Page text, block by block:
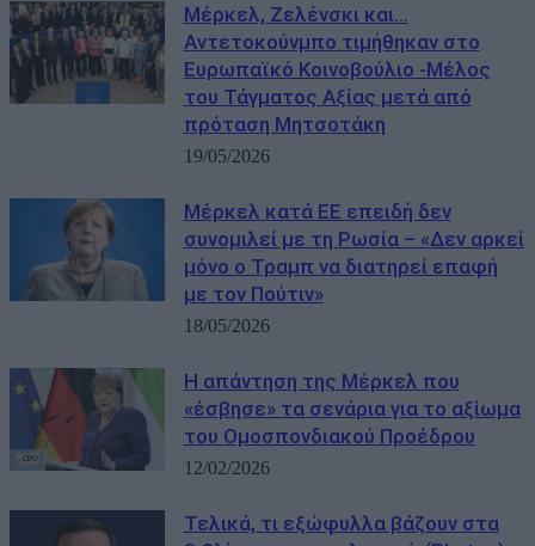
Μέρκελ, Ζελένσκι και…
Αντετοκούνμπο τιμήθηκαν στο
Ευρωπαϊκό Κοινοβούλιο -Μέλος
του Τάγματος Αξίας μετά από
πρόταση Μητσοτάκη
19/05/2026
Μέρκελ κατά ΕΕ επειδή δεν
συνομιλεί με τη Ρωσία – «Δεν αρκεί
μόνο ο Τραμπ να διατηρεί επαφή
με τον Πούτιν»
18/05/2026
Η απάντηση της Μέρκελ που
«έσβησε» τα σενάρια για το αξίωμα
του Ομοσπονδιακού Προέδρου
12/02/2026
Τελικά, τι εξώφυλλα βάζουν στα